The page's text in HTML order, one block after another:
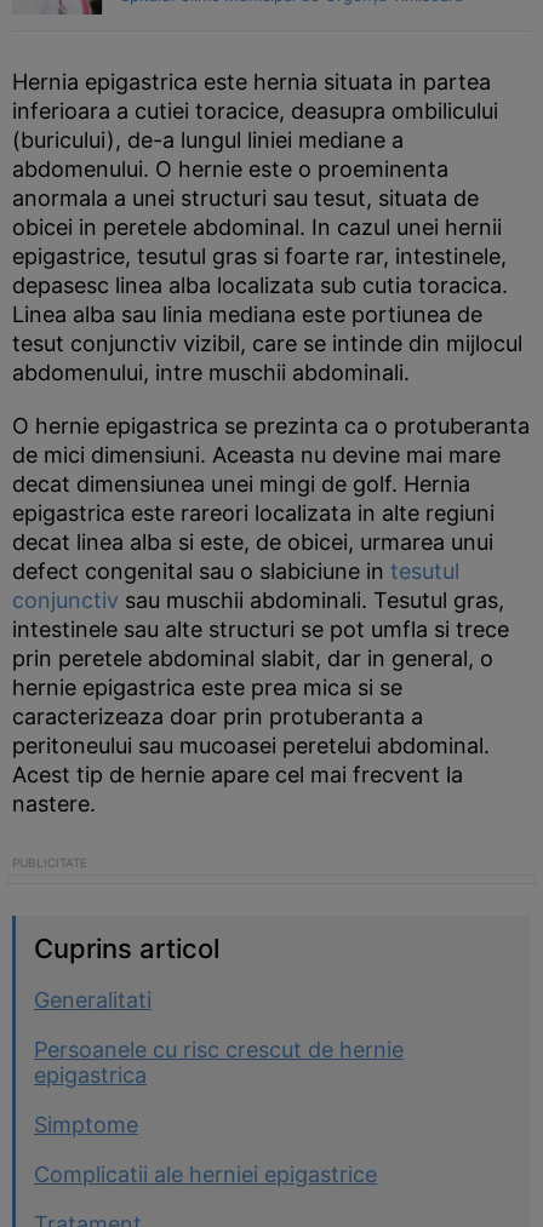
Hernia epigastrica este hernia situata in partea
inferioara a cutiei toracice, deasupra ombilicului
(buricului), de-a lungul liniei mediane a
abdomenului. O hernie este o proeminenta
anormala a unei structuri sau tesut, situata de
obicei in peretele abdominal. In cazul unei hernii
epigastrice, tesutul gras si foarte rar, intestinele,
depasesc linea alba localizata sub cutia toracica.
Linea alba sau linia mediana este portiunea de
tesut conjunctiv vizibil, care se intinde din mijlocul
abdomenului, intre muschii abdominali.
O hernie epigastrica se prezinta ca o protuberanta
de mici dimensiuni. Aceasta nu devine mai mare
decat dimensiunea unei mingi de golf. Hernia
epigastrica este rareori localizata in alte regiuni
decat linea alba si este, de obicei, urmarea unui
defect congenital sau o slabiciune in tesutul
conjunctiv sau muschii abdominali. Tesutul gras,
intestinele sau alte structuri se pot umfla si trece
prin peretele abdominal slabit, dar in general, o
hernie epigastrica este prea mica si se
caracterizeaza doar prin protuberanta a
peritoneului sau mucoasei peretelui abdominal.
Acest tip de hernie apare cel mai frecvent la
nastere.
Cuprins articol
Generalitati
Persoanele cu risc crescut de hernie
epigastrica
Simptome
Complicatii ale herniei epigastrice